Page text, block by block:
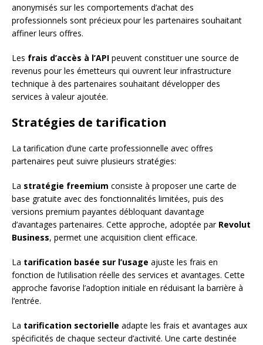
anonymisés sur les comportements d’achat des
professionnels sont précieux pour les partenaires souhaitant
affiner leurs offres.
Les frais d’accès à l’API peuvent constituer une source de
revenus pour les émetteurs qui ouvrent leur infrastructure
technique à des partenaires souhaitant développer des
services à valeur ajoutée.
Stratégies de tarification
La tarification d’une carte professionnelle avec offres
partenaires peut suivre plusieurs stratégies:
La stratégie freemium consiste à proposer une carte de
base gratuite avec des fonctionnalités limitées, puis des
versions premium payantes débloquant davantage
d’avantages partenaires. Cette approche, adoptée par Revolut
Business, permet une acquisition client efficace.
La tarification basée sur l’usage ajuste les frais en
fonction de l’utilisation réelle des services et avantages. Cette
approche favorise l’adoption initiale en réduisant la barrière à
l’entrée.
La tarification sectorielle adapte les frais et avantages aux
spécificités de chaque secteur d’activité. Une carte destinée